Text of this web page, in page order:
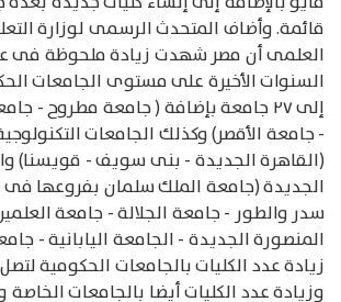
قائمة. وأضاف المتحدث الرسمى لوزارة
العلمى أن مصر شهدت زيادة ملحوظة فى
السنوات الأخيرة على مستوى الجامعات
إلى ٢٧ جامعة بإضافة ( جامعة مطروح -
- جامعة الأقصر) وكذلك الجامعات
(القاهرة الجديدة - بنى سويف - قويسنا)
الجديدة (جامعة الملك سلمان بفروعها
سدر والطور - جامعة الجلالة - جامعة
المنصورة الجديدة - الجامعة اليابانية -
وزيادة عدد الكليات أيضا بالجامعات الخاصة